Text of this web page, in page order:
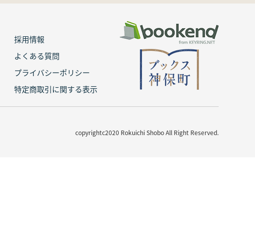
採用情報
よくある質問
プライバシーポリシー
特定商取引に関する表示
copyrightc2020 Rokuichi Shobo All Right Reserved.